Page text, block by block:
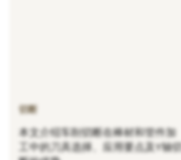
切断
本文介绍车削切断在棒材和管件加
工中的刀具选择、应用要点及Y轴切